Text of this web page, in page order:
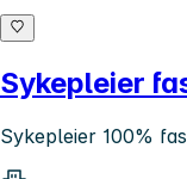
Sykepleier
Sykepleier 100%